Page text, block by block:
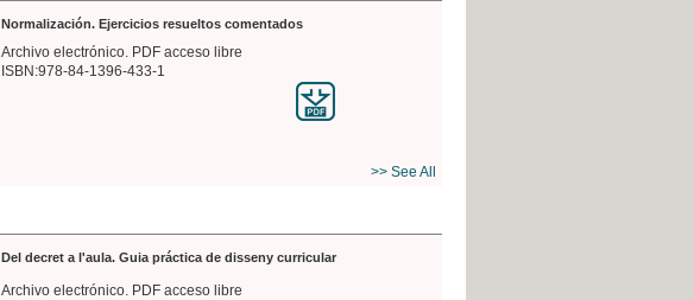
Normalización. Ejercicios resueltos comentados
Archivo electrónico. PDF acceso libre
ISBN:978-84-1396-433-1
>> See All
Del decret a l'aula. Guia práctica de disseny curricular
Archivo electrónico. PDF acceso libre